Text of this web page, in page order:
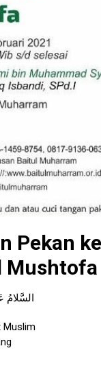
Pekan
Mushtofa
السَّلامُ
Muslim